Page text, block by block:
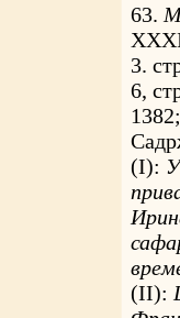
63.
3.
6,
(I):
(II):